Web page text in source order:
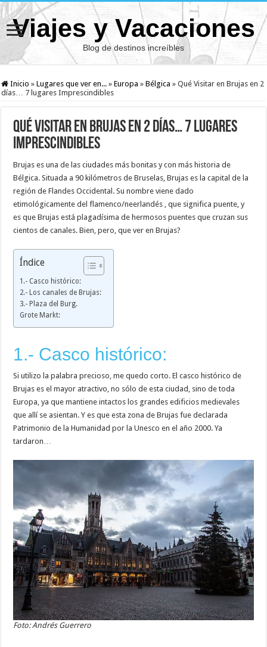
Viajes y Vacaciones
Blog de destinos increíbles
Inicio » Lugares que ver en... » Europa » Bélgica » Qué Visitar en Brujas en 2
días… 7 lugares Imprescindibles
Qué Visitar en Brujas en 2 días… 7 lugares
Imprescindibles
Brujas es una de las ciudades más bonitas y con más historia de
Bélgica. Situada a 90 kilómetros de Bruselas, Brujas es la capital de la
región de Flandes Occidental. Su nombre viene dado
etimológicamente del flamenco/neerlandés , que significa puente, y
es que Brujas está plagadísima de hermosos puentes que cruzan sus
cientos de canales. Bien, pero, que ver en Brujas?
Índice
1.- Casco histórico:
2.- Los canales de Brujas:
3.- Plaza del Burg.
Grote Markt:
1.- Casco histórico:
Si utilizo la palabra precioso, me quedo corto. El casco histórico de
Brujas es el mayor atractivo, no sólo de esta ciudad, sino de toda
Europa, ya que mantiene intactos los grandes edificios medievales
que allí se asientan. Y es que esta zona de Brujas fue declarada
Patrimonio de la Humanidad por la Unesco en el año 2000. Ya
tardaron…
Foto: Andrés Guerrero